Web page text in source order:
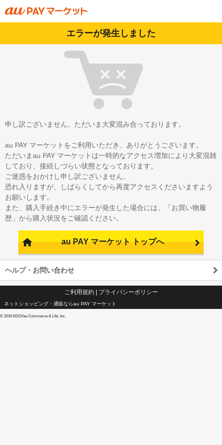
エラーが発生しました
申し訳ございません。ただいま大変混み合っております。
au PAY マーケットをご利用いただき、ありがとうございます。
ただいまau PAY マーケットは一時的なアクセス増加により大変混雑
しており、接続しづらい状態となっております。
ご迷惑をおかけし申し訳ございません。
恐れ入りますが、しばらくしてから再度アクセスくださいますよう
お願いします。
また、購入手続き中にエラーが発生した場合には、「お買い物履
歴」から購入状況をご確認ください。
au PAY マーケット トップへ
ヘルプ・お問い合わせ
ご利用規約| プライバシーポリシー
ネットショッピング・通販ならau PAY マーケット
© 2016 KDDI/au Commerce & Life, Inc.